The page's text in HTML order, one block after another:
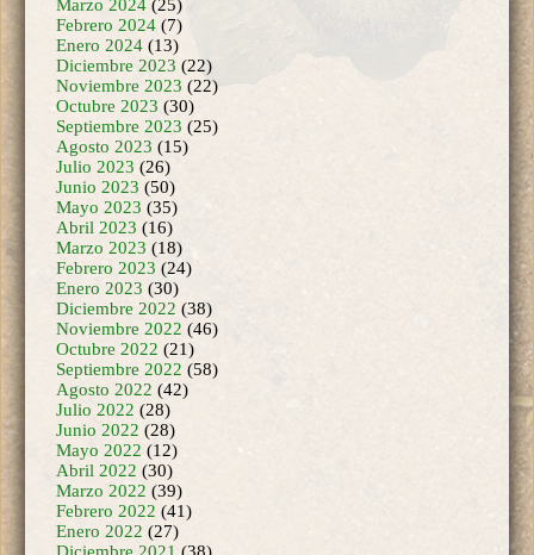
Febrero 2024(7)
Enero 2024(13)
Diciembre 2023(22)
Noviembre 2023(22)
Octubre 2023(30)
Septiembre 2023(25)
Agosto 2023(15)
Julio 2023(26)
Junio 2023 (50)
Mayo 2023 (35)
Abril 2023(16)
Marzo 2023(18)
Febrero 2023(24)
Enero 2023(30)
Diciembre 2022(38)
Noviembre 2022(46)
Octubre 2022(21)
Septiembre 2022(58)
Agosto 2022(42)
Julio 2022(28)
Junio 2022 (28)
Mayo 2022 (12)
Abril 2022(30)
Marzo 2022(39)
Febrero 2022(41)
Enero 2022(27)
Diciembre 2021(38)